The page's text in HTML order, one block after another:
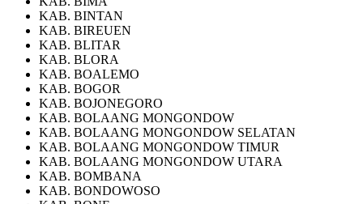
KAB. BINTAN
KAB. BIREUEN
KAB. BLITAR
KAB. BLORA
KAB. BOALEMO
KAB. BOGOR
KAB. BOJONEGORO
KAB. BOLAANG MONGONDOW
KAB. BOLAANG MONGONDOW SELATAN
KAB. BOLAANG MONGONDOW TIMUR
KAB. BOLAANG MONGONDOW UTARA
KAB. BOMBANA
KAB. BONDOWOSO